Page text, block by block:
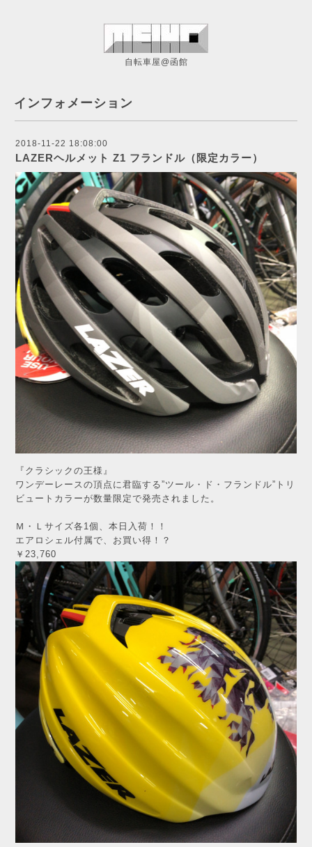
自転車屋@函館
インフォメーション
2018-11-22 18:08:00
LAZERヘルメット Z1 フランドル（限定カラー）
『クラシックの王様』
ワンデーレースの頂点に君臨する”ツール・ド・フランドル”トリ
ビュートカラーが数量限定で発売されました。
Ｍ・Ｌサイズ各1個、本日入荷！！
エアロシェル付属で、お買い得！？
￥23,760